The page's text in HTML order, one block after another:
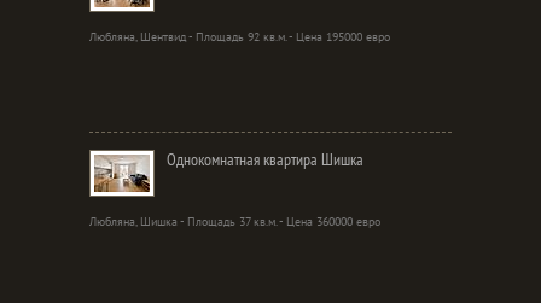
Любляна, Шентвид - Площадь 92 кв.м. - Цена 195000 евро
Однокомнатная квартира Шишка
Любляна, Шишка - Площадь 37 кв.м. - Цена 360000 евро